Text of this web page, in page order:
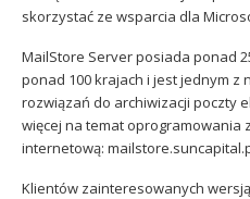
skorzystać ze wsparcia dla
MailStore Server posiada ponad
ponad 100 krajach i jest jednym z
rozwiązań do archiwizacji poczty
więcej na temat oprogramowania
internetową:
Klientów zainteresowanych